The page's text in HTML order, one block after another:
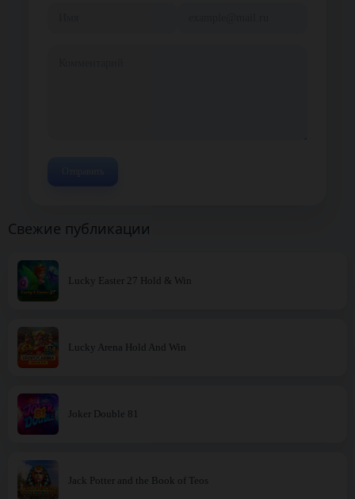
Свежие публикации
Lucky Easter 27 Hold & Win
Lucky Arena Hold And Win
Joker Double 81
Jack Potter and the Book of Teos